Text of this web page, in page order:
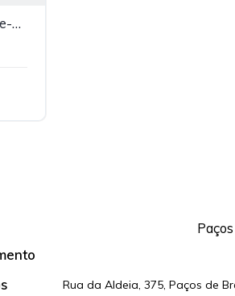
Peugeot 5008 Hybrid 145cv e-DCS6 (Automatic) Allure Plus 7 lugares 5 portas
Rua da Aldeia, 375, Paços de